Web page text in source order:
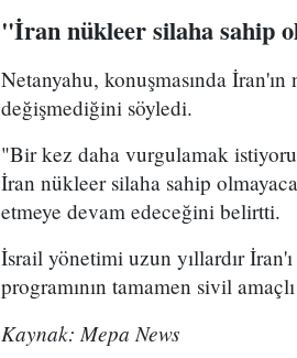
"İran nükleer silaha sahip
Netanyahu, konuşmasında
değişmediğini söyledi.
"Bir kez daha vurgulamak
İran nükleer silaha sahip
etmeye devam edeceğini belirtti.
İsrail yönetimi uzun yıllardır
programının tamamen sivil
Kaynak: Mepa News